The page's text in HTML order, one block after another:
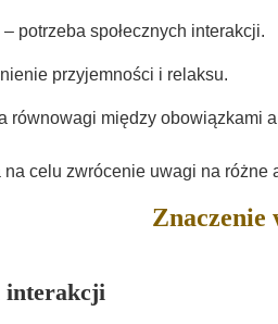
potrzeba społecznych interakcji.
przyjemności i relaksu.
równowagi między obowiązkami
celu zwrócenie uwagi na
Znaczenie
interakcji